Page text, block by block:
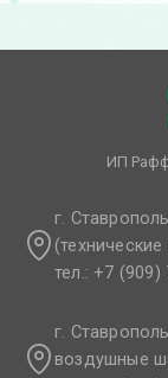
ИП
г.
(технические
тел.: +7 (909)
г.
воздушные